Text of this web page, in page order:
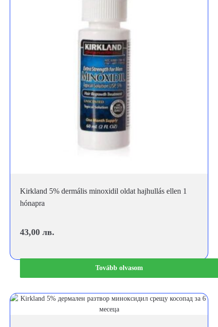
Kirkland 5% dermális minoxidil oldat hajhullás ellen 1
hónapra
43,00 лв.
Tovább olvasom